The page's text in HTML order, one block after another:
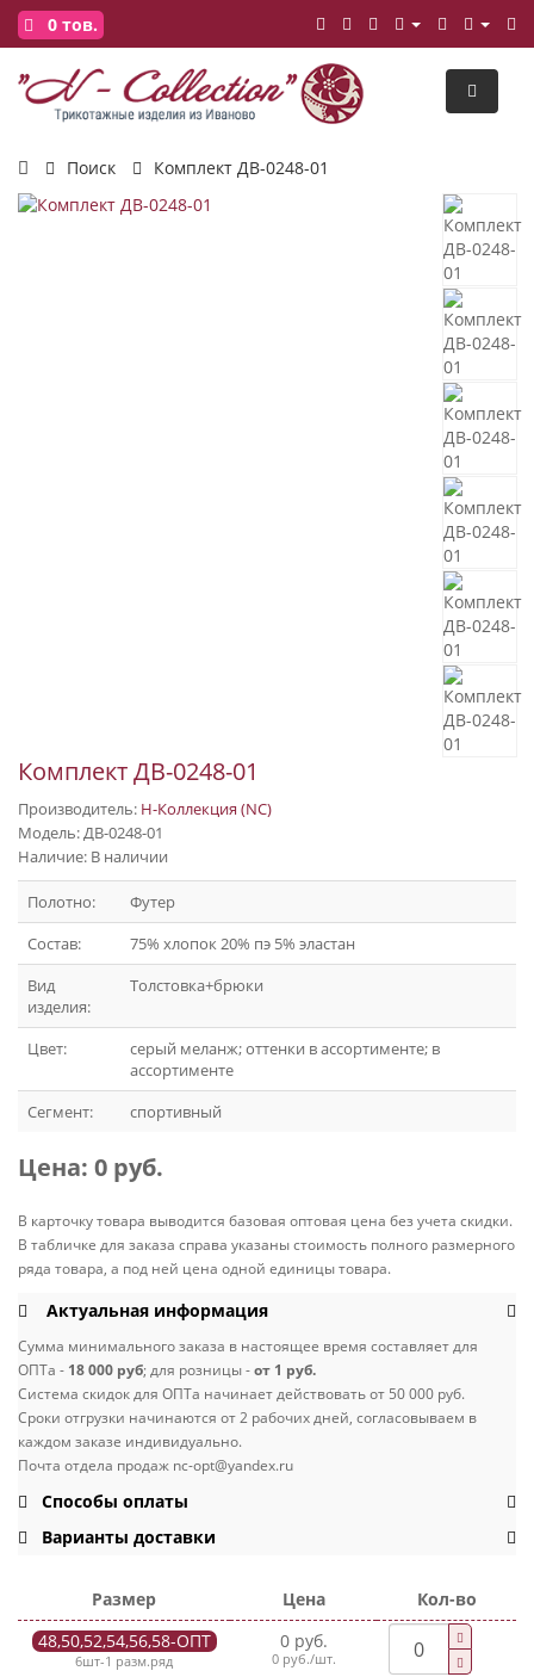
0 тов.
Поиск Комплект ДВ-0248-01
Комплект ДВ-0248-01
Производитель: Н-Коллекция (NC)
Модель: ДВ-0248-01
Наличие: В наличии
Полотно:
Футер
Состав:
75% хлопок 20% пэ 5% эластан
Вид
изделия:
Толстовка+брюки
Цвет:
серый меланж; оттенки в ассортименте; в
ассортименте
Сегмент:
спортивный
Цена: 0 руб.
В карточку товара выводится базовая оптовая цена без учета скидки.
В табличке для заказа справа указаны стоимость полного размерного
ряда товара, а под ней цена одной единицы товара.
Актуальная информация
Сумма минимального заказа в настоящее время составляет для
ОПТа - 18 000 руб; для розницы -от 1 руб.
Система скидок для ОПТа начинает действовать от 50 000 руб.
Сроки отгрузки начинаются от 2 рабочих дней, согласовываем в
каждом заказе индивидуально.
Почта отдела продаж nc-opt@yandex.ru
Способы оплаты
Варианты доставки
Размер Цена
Кол-во
48,50,52,54,56,58-ОПТ
6шт-1 разм.ряд
0 руб.
0 руб./шт.